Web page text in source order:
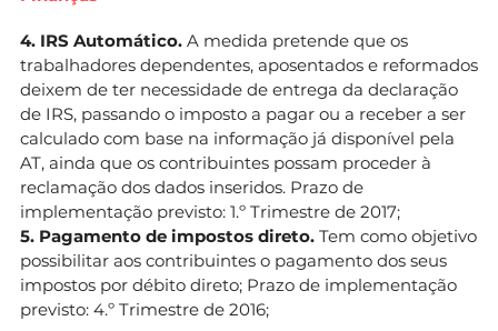
4. IRS Automático. A medida pretende que os
trabalhadores dependentes, aposentados e reformados
deixem de ter necessidade de entrega da declaração
de IRS, passando o imposto a pagar ou a receber a ser
calculado com base na informação já disponível pela
AT, ainda que os contribuintes possam proceder à
reclamação dos dados inseridos. Prazo de
implementação previsto: 1.º Trimestre de 2017;
5. Pagamento de impostos direto. Tem como objetivo
possibilitar aos contribuintes o pagamento dos seus
impostos por débito direto; Prazo de implementação
previsto: 4.º Trimestre de 2016;